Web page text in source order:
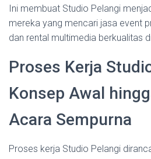
Ini membuat Studio Pelangi
mereka yang mencari jasa event
dan rental multimedia berkualitas
Proses Kerja
Konsep Awal
Acara Sempurna
Proses kerja Studio Pelangi